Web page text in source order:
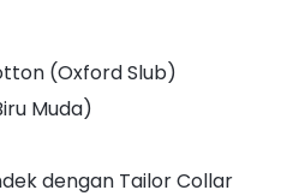
(Oxford Slub)
Muda)
dengan Tailor Collar